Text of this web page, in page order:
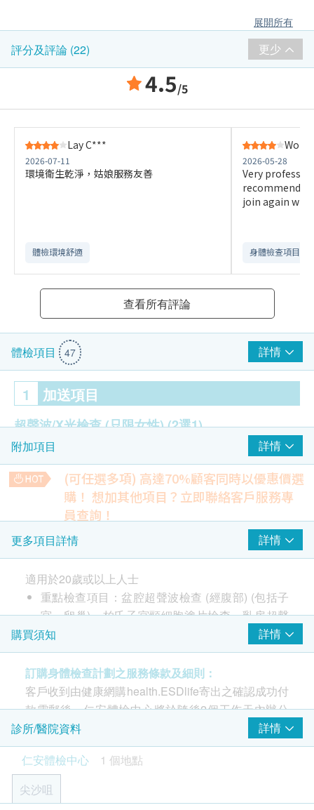
展開所有
評分及評論 (22) 更少
4.5/5
Lay C***
2026-07-11
環境衛生乾淨，姑娘服務友善
體檢環境舒適​
2026-05-28
Very
recommend
join again
身體檢查項目全
查看所有評論
體檢項目 47 詳情
1 加送項目
超聲波/X光檢查 (只限女性)(2選1)
乳房X光造影(2D)
乳房超聲波
重點項目
醫生諮詢 重點項目
醫生會診2次 (女西醫)
超聲波檢查 重點項目
盆腔超聲波檢查 (經腹部) (包括子宮，卵巢) - 只限女性
子宮頸病變測試 (只限女士) 重點項目
柏氏子宮頸細胞塗片檢查 (適合有性經驗的女性檢查)
骨質密度 重點項目
骨質密度
附加項目 詳情
(可任選多項) 高達70%顧客同時以優惠價選
購！ 想加其他項目？立即聯絡客戶服務專
員查詢！
大便常規
檢查大便性狀、顏色、寄生蟲、細菌或白血球，評估腸道感染
或消化問題。
可發現隱性感染或炎症，如有異常需進一步檢查。
HK$149.0
檢測大便中微量血液，是腸道出血或結直腸癌的早期標誌。
HK$149.0
乳房超聲波
檢查乳房是否有異象，如腫瘤、水瘤、纖維瘤或乳腺增生等。
1,450.0
人類乳頭狀瘤病毒測試 - 只限女性
是高危HPV病毒檢測，評估子宮頸癌風險，及早預防。
可配合抹片檢查，及早預防降低癌症風險。
HK$
更多項目詳情 詳情
適用於20歲或以上人士
重點檢查項目：盆腔超聲波檢查 (經腹部) (包括子
宮，卵巢)、柏氏子宮頸細胞塗片檢查、乳房超聲
波或乳房X光造影 (其中一項)、骨質密度、醫生會
診2次 (女西醫)
注意事項：
1) 檢查需禁食八小時或以上，包括香口膠、喉糖，清
水除外。
2) 須定時服藥人士可繼續按時服藥 (治糖尿病的藥除
外)。
購買須知 詳情
訂購身體檢查計劃之服務條款及細則：
客戶收到由健康網購health.ESDlife寄出之確認成功付
款電郵後，仁安體檢中心將於隨後2個工作天內辦公
時間內，致電客戶預約身體檢查的時間及地點。客戶
亦可在訂單確認後1個工作天致電該中心預約 (電話：
2682 2313)。
年齡
診所/醫院資料
詳情
仁安體檢中心
1 個地點
尖沙咀